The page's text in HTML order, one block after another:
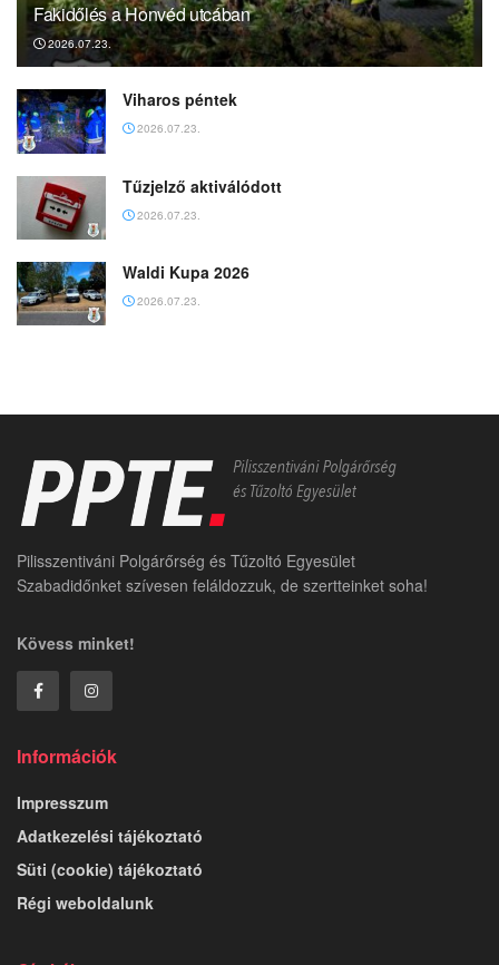
Fakidőlés a Honvéd utcában
2026.07.23.
Viharos péntek
2026.07.23.
Tűzjelző aktiválódott
2026.07.23.
Waldi Kupa 2026
2026.07.23.
Pilisszentiváni Polgárőrség és Tűzoltó Egyesület
Szabadidőnket szívesen feláldozzuk, de szertteinket soha!
Kövess minket!
Információk
Impresszum
Adatkezelési tájékoztató
Süti (cookie) tájékoztató
Régi weboldalunk